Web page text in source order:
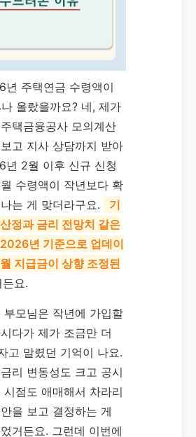
년 주택연금 수령액이
나 올랐을까요? 네, 제가
택금융공사 모의계산
고 지사 상담까지 받아
년 2월 이후 신규 신청
수령액이 작년보다 확
는 게 맞더라구요.
기
정과 금리 전망치 같은
년 기준으로 업데이
지급금이 상향 조정된
든요.
부모님은 작년에 가입할
다가 제가 조금만 더
고 말렸던 기억이 나요.
리 변동성도 크고 공시
시점도 애매해서 차라리
을 보고 결정하는 게
거든요. 그런데 이번에